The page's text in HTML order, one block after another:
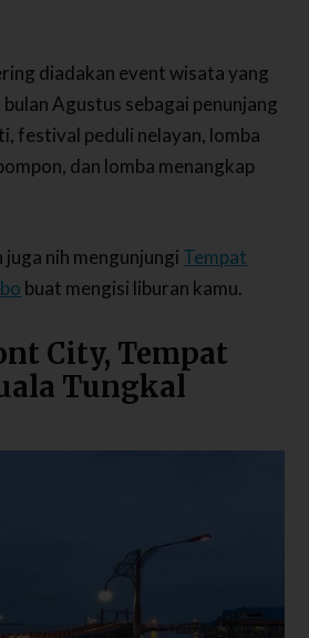
diadakan event wisata yang
Agustus sebagai penunjang
festival peduli nelayan, lomba
dan lomba menangkap
juga nih mengunjungi Tempat
buat mengisi liburan kamu.
City, Tempat
Tungkal